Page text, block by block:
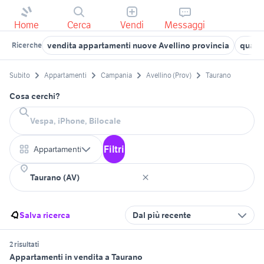
Home Cerca Vendi Messaggi
Ricerche vendita appartamenti nuove Avellino provincia
Subito Appartamenti Campania Avellino (Prov) Taurano
Cosa cerchi?
Appartamenti Filtri
Salva ricerca Dal più recente
2 risultati
Appartamenti in vendita a Taurano